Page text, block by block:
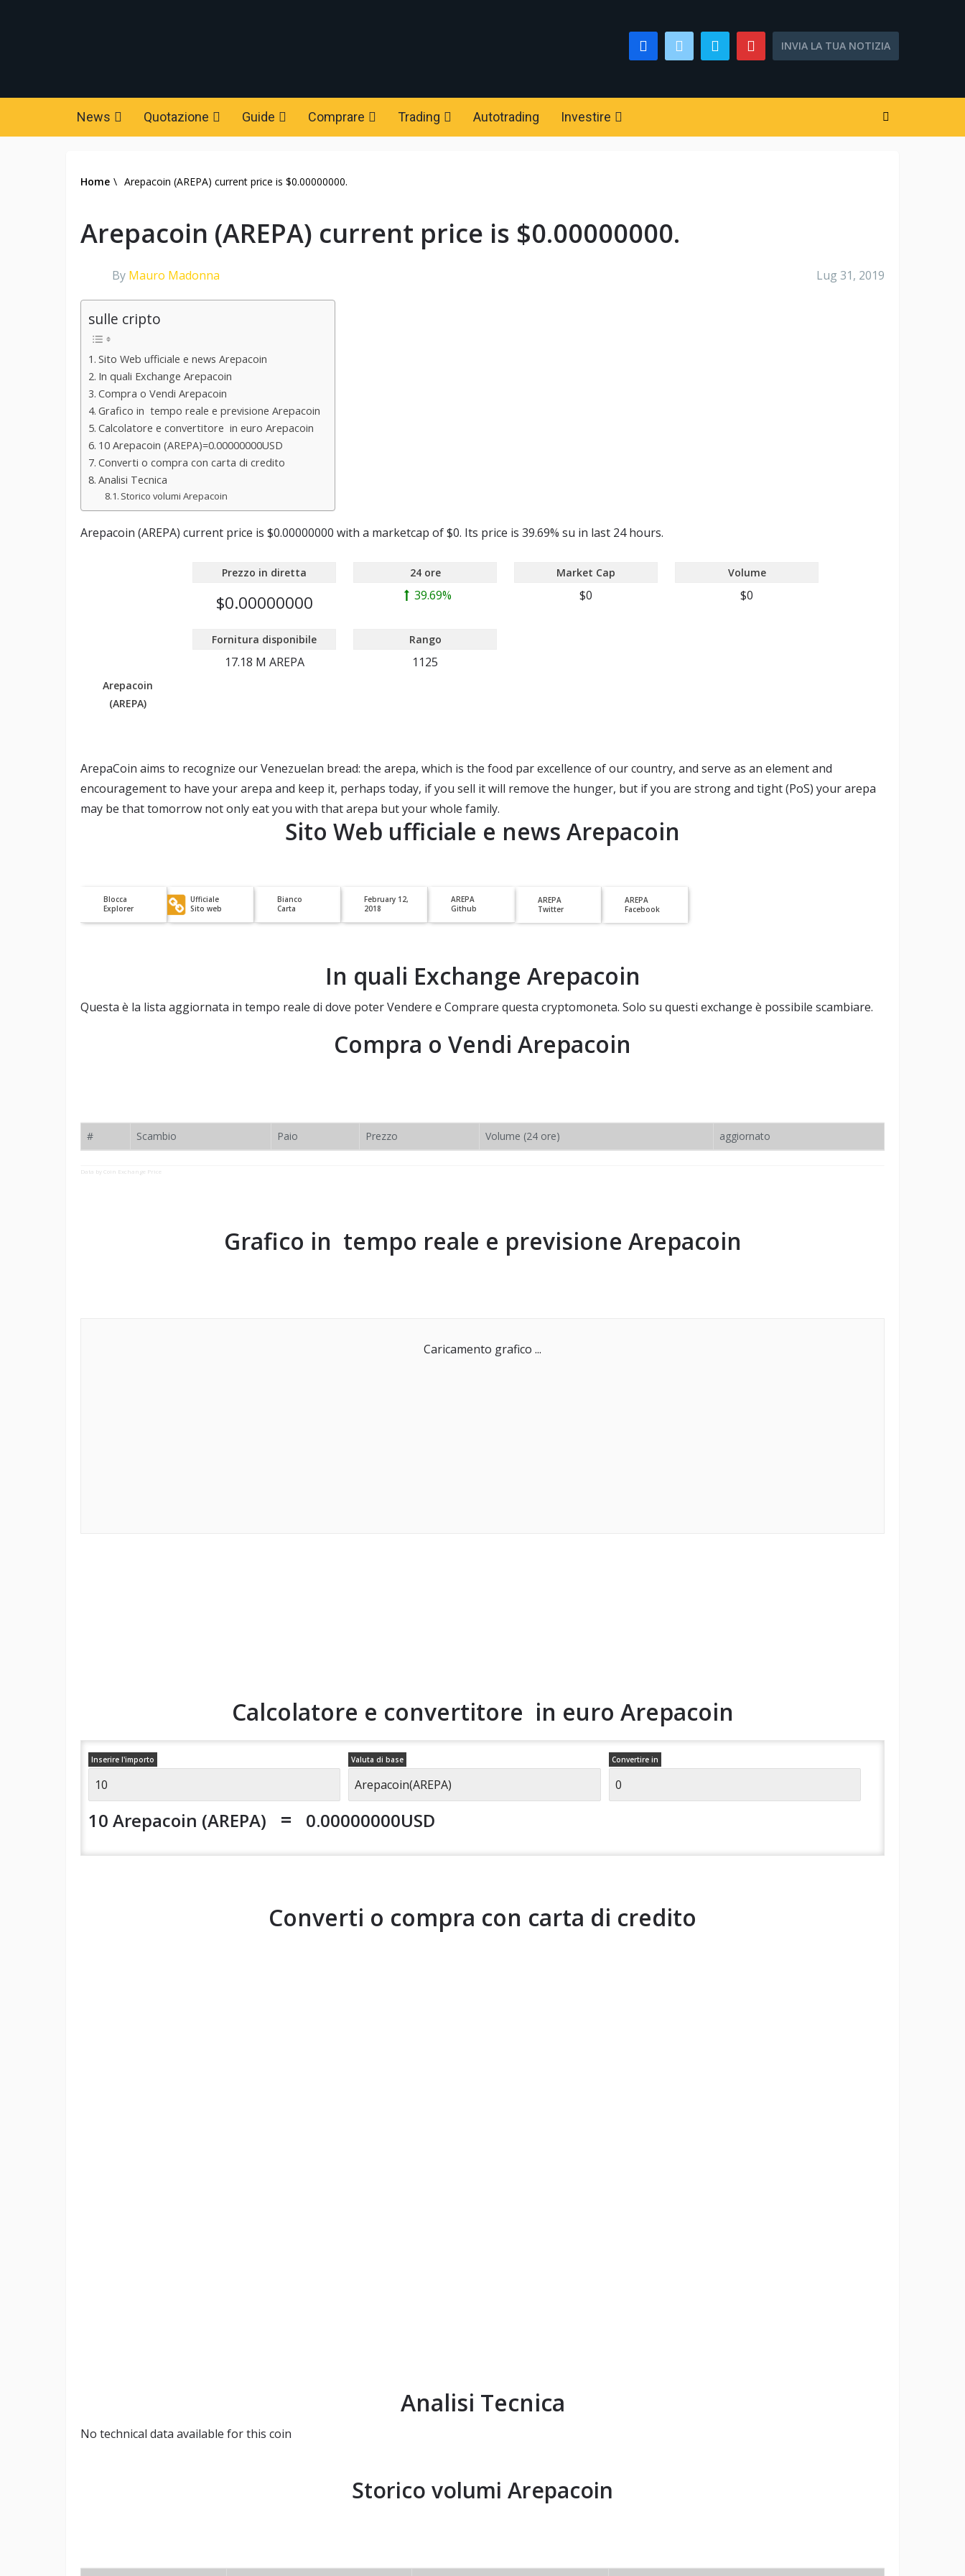
INVIA LA TUA NOTIZIA
News Quotazione Guide Comprare Trading Autotrading Investire
Home \ Arepacoin (AREPA) current price is $0.00000000.
Arepacoin (AREPA) current price is $0.00000000.
By Mauro Madonna Lug 31, 2019
sulle cripto
Sito Web ufficiale e news Arepacoin
In quali Exchange Arepacoin
Compra o Vendi Arepacoin
Grafico in tempo reale e previsione Arepacoin
Calcolatore e convertitore in euro Arepacoin
10 Arepacoin (AREPA)=0.00000000USD
Converti o compra con carta di credito
Analisi Tecnica
Storico volumi Arepacoin
Arepacoin (AREPA) current price is $0.00000000 with a marketcap of $0. Its price is 39.69% su in last 24 hours.
Arepacoin
(AREPA)
Prezzo in diretta
$0.00000000
24 ore
39.69%
Market Cap
$0
Volume
$0
Fornitura disponibile
17.18 M AREPA
Rango
1125
ArepaCoin aims to recognize our Venezuelan bread: the arepa, which is the food par excellence of our country, and serve as an element and
encouragement to have your arepa and keep it, perhaps today, if you sell it will remove the hunger, but if you are strong and tight (PoS) your arepa
may be that tomorrow not only eat you with that arepa but your whole family.
Sito Web ufficiale e news Arepacoin
Blocca
Explorer
Ufficiale
Sito web
Bianco
Carta
February 12,
2018
AREPA
Github
AREPA
Twitter
AREPA
Facebook
In quali Exchange Arepacoin
Questa è la lista aggiornata in tempo reale di dove poter Vendere e Comprare questa cryptomoneta. Solo su questi exchange è possibile scambiare.
Compra o Vendi Arepacoin
# Scambio Paio Prezzo Volume (24 ore) aggiornato
Data by Coin Exchange Price
Grafico in tempo reale e previsione Arepacoin
Caricamento grafico ...
Calcolatore e convertitore in euro Arepacoin
Inserire l'importo Valuta di base Convertire in
10 Arepacoin (AREPA) = 0.00000000USD
Converti o compra con carta di credito
Analisi Tecnica
No technical data available for this coin
Storico volumi Arepacoin